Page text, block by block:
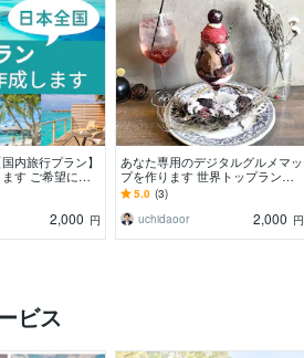
内旅行プラン】
す ご希望に合
イドの国内旅行
ます
2,000 円
あなた専用のデジタルグルメマッ
プを作ります 世界トップランク
のGoogleローカルガイドがフル
サポート
5.0 (3)
uchidaoor
2,000 円
ビス